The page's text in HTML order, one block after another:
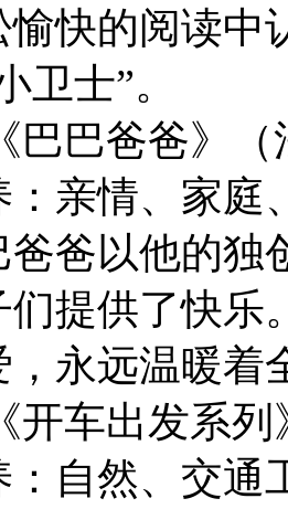
愉快的阅读中
卫士”。
巴爸爸》（
情、家庭
以他的独
们提供了快乐
，永远温暖着
车出发系列
然、交通